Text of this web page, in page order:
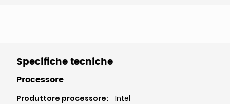
Specifiche tecniche
Processore
Produttore processore: Intel